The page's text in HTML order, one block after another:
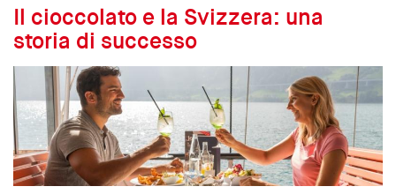
Il cioccolato e la Svizzera: una
storia di successo